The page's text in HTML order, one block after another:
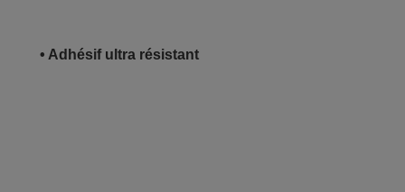
• Adhésif ultra résistant